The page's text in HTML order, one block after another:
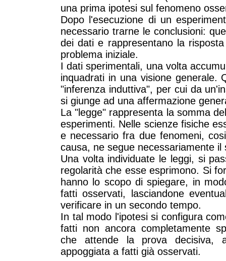
una prima ipotesi sul fenomeno
Dopo l'esecuzione di un
necessario trarne le conclusioni:
dei dati e rappresentano la
problema iniziale.
I dati sperimentali, una volta
inquadrati in una visione generale.
"inferenza induttiva", per cui da
si giunge ad una affermazione
La "legge" rappresenta la somma
esperimenti. Nelle scienze fisiche
e necessario fra due fenomeni,
causa, ne segue necessariamente
Una volta individuate le leggi, si
regolarità che esse esprimono. Si
hanno lo scopo di spiegare, in
fatti osservati, lasciandone
verificare in un secondo tempo.
In tal modo l'ipotesi si configura
fatti non ancora completamente
che attende la prova decisiva,
appoggiata a fatti già osservati.